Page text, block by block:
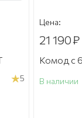
Цена:
87 990
Диван-
В наличии